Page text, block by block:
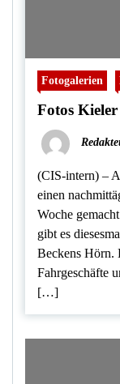
Fotogalerien
Fotos
(CIS-intern) –
einen
Woche
gibt es
Beckens Hörn.
Fahrgeschäfte
[…]